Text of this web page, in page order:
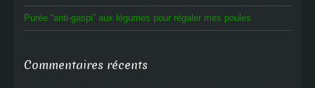
Purée “anti-gaspi” aux légumes pour régaler mes poules
Commentaires récents